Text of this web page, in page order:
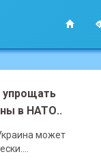
упрощать
в НАТО..
может